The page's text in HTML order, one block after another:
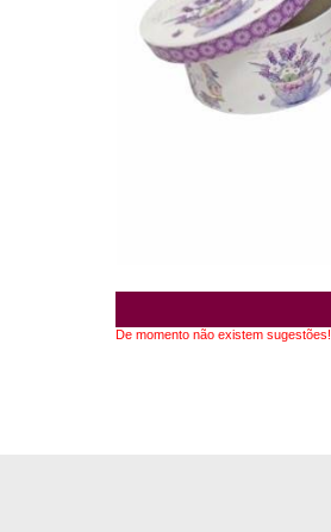
De momento não existem sugestões!